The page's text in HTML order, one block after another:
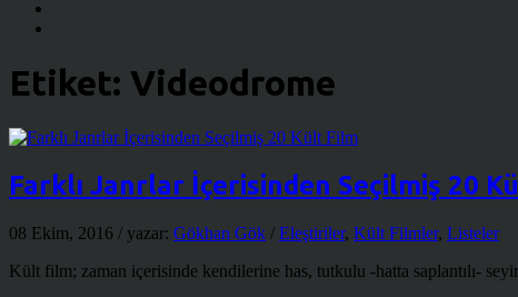
Etiket: Videodrome
Farklı Janrlar İçerisinden Seçilmiş 20
08 Ekim, 2016 / yazar: Gökhan Gök / Eleştiriler, Kült Filmler, Listeler
Kült film; zaman içerisinde kendilerine has, tutkulu -hatta saplantılı-